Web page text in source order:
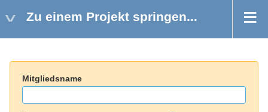
Zu einem Projekt springen...
Mitgliedsname